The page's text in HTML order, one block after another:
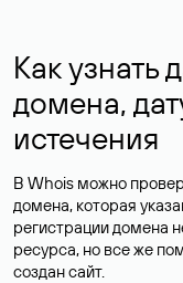
Как узнать
домена,
истечения
В Whois можно
домена, которая
регистрации домена
ресурса, но все же
создан сайт.